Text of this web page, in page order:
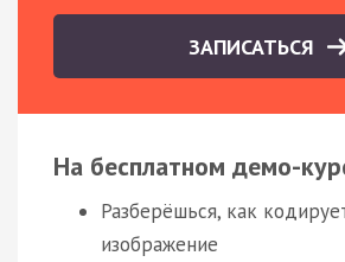
ЗАПИСАТЬСЯ
На бесплатном демо-
Разберёшься, как
изображение